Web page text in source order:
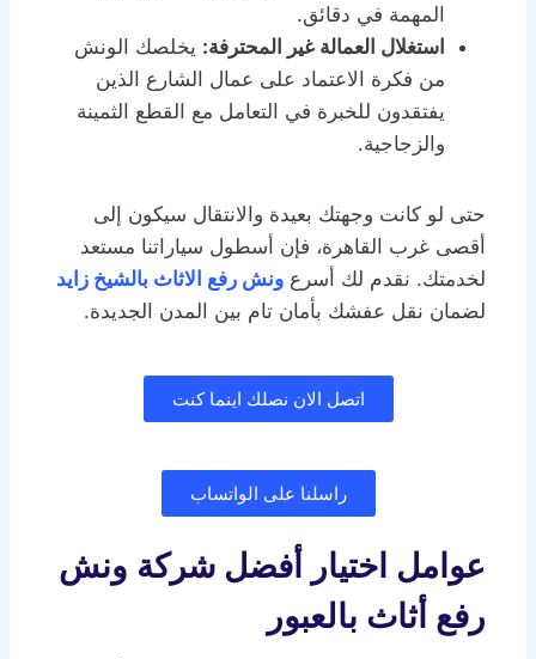
المهمة في دقائق.
استغلال العمالة غير المحترفة: يخلصك الونش
من فكرة الاعتماد على عمال الشارع الذين
يفتقدون للخبرة في التعامل مع القطع الثمينة
والزجاجية.
حتى لو كانت وجهتك بعيدة والانتقال سيكون إلى
أقصى غرب القاهرة، فإن أسطول سياراتنا مستعد
لخدمتك. نقدم لك أسرع ونش رفع الاثاث بالشيخ زايد
لضمان نقل عفشك بأمان تام بين المدن الجديدة.
اتصل الان نصلك اينما كنت
راسلنا على الواتساب
عوامل اختيار أفضل شركة ونش
رفع أثاث بالعبور